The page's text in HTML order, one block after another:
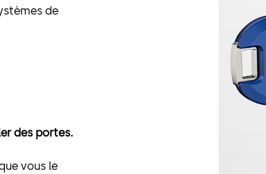
de
des portes.
vous le